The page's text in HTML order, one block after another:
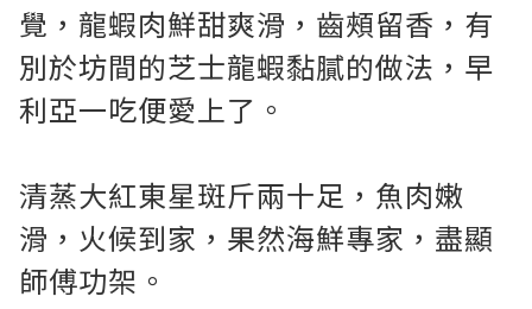
覺，龍蝦肉鮮甜爽滑，齒頰留香，有
別於坊間的芝士龍蝦黏膩的做法，早
利亞一吃便愛上了。
清蒸大紅東星斑斤兩十足，魚肉嫩
滑，火候到家，果然海鮮專家，盡顯
師傅功架。